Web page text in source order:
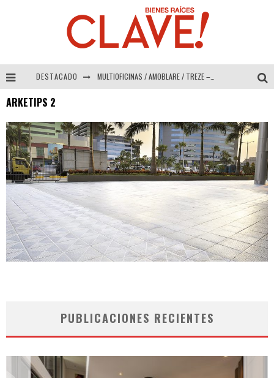
DESTACADO MULTIOFICINAS / AMOBLARE / TREZE – Especial Interiorismo & Decoración 2026
COLINEAL – Especial Interiorismo & Decoración 2026
ADRIANA HOYOS DESIGN STUDIO – Especial Interiorismo & Decoración 2026
ARKETIPS 2
PUBLICACIONES RECIENTES